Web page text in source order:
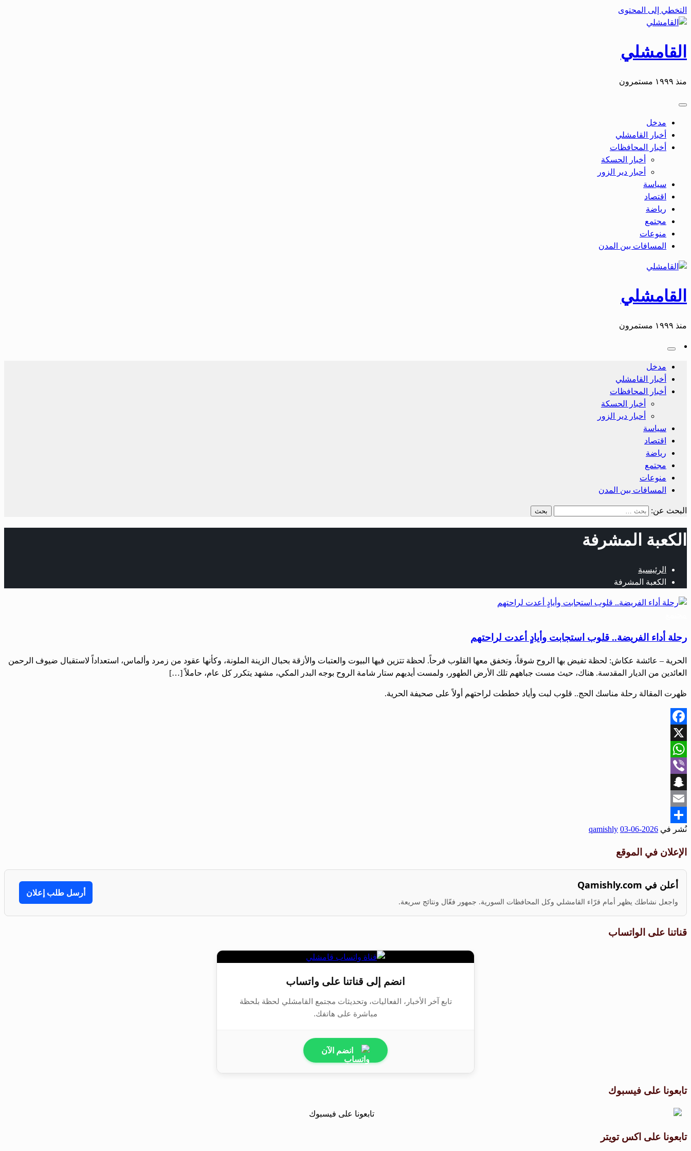
التخطي إلى المحتوى
القامشلي
منذ ١٩٩٩ مستمرون
مدخل
أخبار القامشلي
أخبار المحافظات
أخبار الحسكة
أحبار دير الزور
سياسة
اقتصاد
رياضة
مجتمع
منوعات
المسافات بين المدن
القامشلي
منذ ١٩٩٩ مستمرون
مدخل
أخبار القامشلي
أخبار المحافظات
أخبار الحسكة
أحبار دير الزور
سياسة
اقتصاد
رياضة
مجتمع
منوعات
المسافات بين المدن
البحث عن:
الكعبة المشرفة
الرئيسية
الكعبة المشرفة
رحلة أداء الفريضة.. قلوب استجابت وأيادٍ أعدت لراحتهم
الحرية – عائشة عكاش: لحظة تفيض بها الروح شوقاً، وتخفق معها القلوب فرحاً. لحظة تتزين فيها البيوت والعتبات والأزقة بحبال الزينة الملونة، وكأنها عقود من زمرد وألماس، استعداداً لاستقبال ضيوف الرحمن
العائدين من الديار المقدسة. هناك، حيث مست جباههم تلك الأرض الطهور، ولمست أيديهم ستار شامة الروح بوجه البدر المكي، مشهد يتكرر كل عام، حاملاً […]
ظهرت المقالة رحلة مناسك الحج.. قلوب لبت وأياد خططت لراحتهم أولاً على صحيفة الحرية.
Facebook
X
WhatsApp
Viber
Snapchat
Email
Share
نُشر في 2026-06-03
qamishly
الإعلان في الموقع
أعلن في Qamishly.com
واجعل نشاطك يظهر أمام قرّاء القامشلي وكل المحافظات السورية. جمهور فعّال ونتائج سريعة.
أرسل طلب إعلان
قناتنا على الواتساب
انضم إلى قناتنا على واتساب
تابع آخر الأخبار، الفعاليات، وتحديثات مجتمع القامشلي لحظة بلحظة
مباشرة على هاتفك.
انضم الآن
تابعونا على فيسبوك
تابعونا على اكس تويتر